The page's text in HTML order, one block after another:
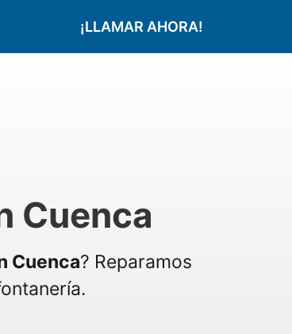
¡LLAMAR AHORA!
Cuenca
Cuenca? Reparamos